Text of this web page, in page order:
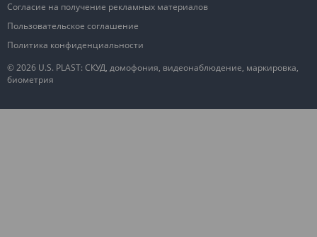
© 2026 U.S. PLAST: СКУД, домофония, видеонаблюдение, маркировка,
биометрия
Согласие на получение рекламных материалов
Пользовательское соглашение
Политика конфиденциальности